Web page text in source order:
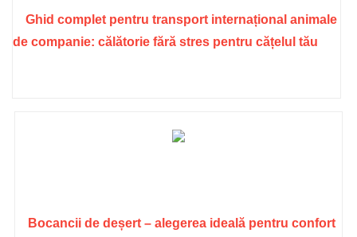
Ghid complet pentru transport internațional animale
de companie: călătorie fără stres pentru cățelul tău
Bocancii de deșert – alegerea ideală pentru confort